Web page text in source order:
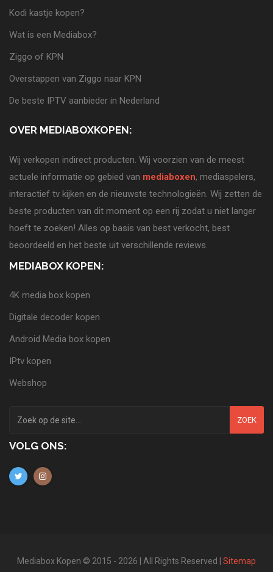
Kodi kastje kopen?
Wat is een Mediabox?
Ziggo of KPN
Overstappen van Ziggo naar KPN
De beste IPTV aanbieder in Nederland
OVER MEDIABOXKOPEN:
Wij verkopen indirect producten. Wij voorzien van de meest
actuele informatie op gebied van mediaboxen, mediaspelers,
interactief tv kijken en de nieuwste technologieën. Wij zetten de
beste producten van dit moment op een rij zodat u niet langer
hoeft te zoeken! Alles op basis van best verkocht, best
beoordeeld en het beste uit verschillende reviews.
MEDIABOX KOPEN:
4K media box kopen
Digitale decoder kopen
Android Media box kopen
IPtv kopen
Webshop
ZOEK
VOLG ONS:
Mediabox Kopen © 2015 - 2026 | All Rights Reserved | Sitemap